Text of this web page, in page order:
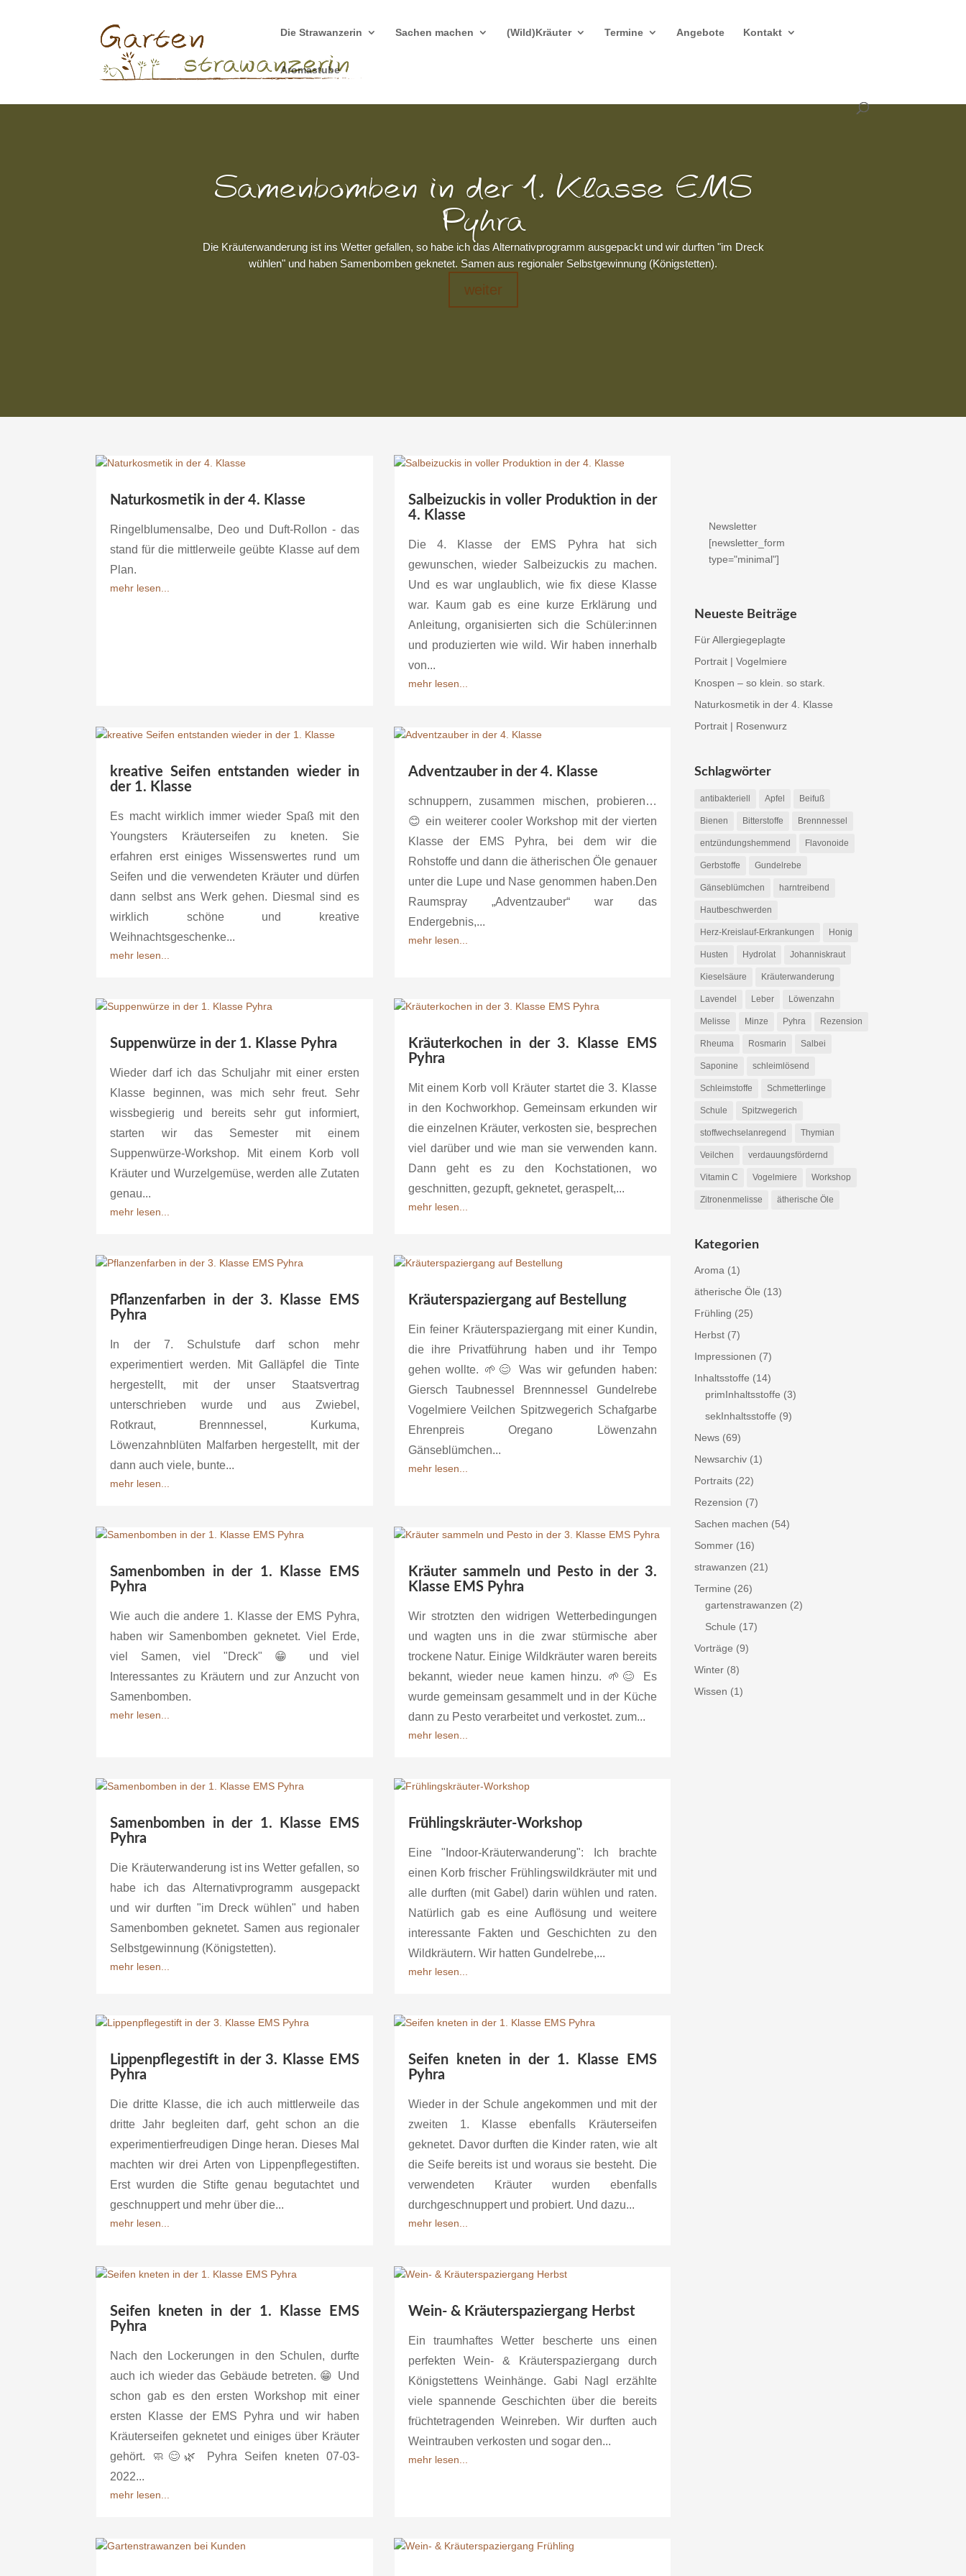
Die Strawanzerin Sachen machen (Wild)Kräuter Termine Angebote Kontakt
Aromastube
Samenbomben in der 1. Klasse EMS
Pyhra
Die Kräuterwanderung ist ins Wetter gefallen, so habe ich das Alternativprogramm ausgepackt und wir durften "im Dreck
wühlen" und haben Samenbomben geknetet. Samen aus regionaler Selbstgewinnung (Königstetten).
weiter
Naturkosmetik in der 4. Klasse
Ringelblumensalbe, Deo und Duft-Rollon - das
stand für die mittlerweile geübte Klasse auf dem
Plan.
mehr lesen...
Salbeizuckis in voller Produktion in der
4. Klasse
Die 4. Klasse der EMS Pyhra hat sich
gewunschen, wieder Salbeizuckis zu machen.
Und es war unglaublich, wie fix diese Klasse
war. Kaum gab es eine kurze Erklärung und
Anleitung, organisierten sich die Schüler:innen
und produzierten wie wild. Wir haben innerhalb
von...
mehr lesen...
kreative Seifen entstanden wieder in
der 1. Klasse
Es macht wirklich immer wieder Spaß mit den
Youngsters Kräuterseifen zu kneten. Sie
erfahren erst einiges Wissenswertes rund um
Seifen und die verwendeten Kräuter und dürfen
dann selbst ans Werk gehen. Diesmal sind es
wirklich schöne und kreative
Weihnachtsgeschenke...
mehr lesen...
Adventzauber in der 4. Klasse
schnuppern, zusammen mischen, probieren…
😊 ein weiterer cooler Workshop mit der vierten
Klasse der EMS Pyhra, bei dem wir die
Rohstoffe und dann die ätherischen Öle genauer
unter die Lupe und Nase genommen haben.Den
Raumspray „Adventzauber“ war das
Endergebnis,...
mehr lesen...
Suppenwürze in der 1. Klasse Pyhra
Wieder darf ich das Schuljahr mit einer ersten
Klasse beginnen, was mich sehr freut. Sehr
wissbegierig und bereits sehr gut informiert,
starten wir das Semester mit einem
Suppenwürze-Workshop. Mit einem Korb voll
Kräuter und Wurzelgemüse, werden alle Zutaten
genau...
mehr lesen...
Kräuterkochen in der 3. Klasse EMS
Pyhra
Mit einem Korb voll Kräuter startet die 3. Klasse
in den Kochworkhop. Gemeinsam erkunden wir
die einzelnen Kräuter, verkosten sie, besprechen
viel darüber und wie man sie verwenden kann.
Dann geht es zu den Kochstationen, wo
geschnitten, gezupft, geknetet, geraspelt,...
mehr lesen...
Pflanzenfarben in der 3. Klasse EMS
Pyhra
In der 7. Schulstufe darf schon mehr
experimentiert werden. Mit Galläpfel die Tinte
hergestellt, mit der unser Staatsvertrag
unterschrieben wurde und aus Zwiebel,
Rotkraut, Brennnessel, Kurkuma,
Löwenzahnblüten Malfarben hergestellt, mit der
dann auch viele, bunte...
mehr lesen...
Kräuterspaziergang auf Bestellung
Ein feiner Kräuterspaziergang mit einer Kundin,
die ihre Privatführung haben und ihr Tempo
gehen wollte. 🌱😊 Was wir gefunden haben:
Giersch Taubnessel Brennnessel Gundelrebe
Vogelmiere Veilchen Spitzwegerich Schafgarbe
Ehrenpreis Oregano Löwenzahn
Gänseblümchen...
mehr lesen...
Samenbomben in der 1. Klasse EMS
Pyhra
Wie auch die andere 1. Klasse der EMS Pyhra,
haben wir Samenbomben geknetet. Viel Erde,
viel Samen, viel "Dreck" 😁 und viel
Interessantes zu Kräutern und zur Anzucht von
Samenbomben.
mehr lesen...
Kräuter sammeln und Pesto in der 3.
Klasse EMS Pyhra
Wir strotzten den widrigen Wetterbedingungen
und wagten uns in die zwar stürmische aber
trockene Natur. Einige Wildkräuter waren bereits
bekannt, wieder neue kamen hinzu. 🌱😊 Es
wurde gemeinsam gesammelt und in der Küche
dann zu Pesto verarbeitet und verkostet. zum...
mehr lesen...
Samenbomben in der 1. Klasse EMS
Pyhra
Die Kräuterwanderung ist ins Wetter gefallen, so
habe ich das Alternativprogramm ausgepackt
und wir durften "im Dreck wühlen" und haben
Samenbomben geknetet. Samen aus regionaler
Selbstgewinnung (Königstetten).
mehr lesen...
Frühlingskräuter-Workshop
Eine "Indoor-Kräuterwanderung": Ich brachte
einen Korb frischer Frühlingswildkräuter mit und
alle durften (mit Gabel) darin wühlen und raten.
Natürlich gab es eine Auflösung und weitere
interessante Fakten und Geschichten zu den
Wildkräutern. Wir hatten Gundelrebe,...
mehr lesen...
Lippenpflegestift in der 3. Klasse EMS
Pyhra
Die dritte Klasse, die ich auch mittlerweile das
dritte Jahr begleiten darf, geht schon an die
experimentierfreudigen Dinge heran. Dieses Mal
machten wir drei Arten von Lippenpflegestiften.
Erst wurden die Stifte genau begutachtet und
geschnuppert und mehr über die...
mehr lesen...
Seifen kneten in der 1. Klasse EMS
Pyhra
Wieder in der Schule angekommen und mit der
zweiten 1. Klasse ebenfalls Kräuterseifen
geknetet. Davor durften die Kinder raten, wie alt
die Seife bereits ist und woraus sie besteht. Die
verwendeten Kräuter wurden ebenfalls
durchgeschnuppert und probiert. Und dazu...
mehr lesen...
Seifen kneten in der 1. Klasse EMS
Pyhra
Nach den Lockerungen in den Schulen, durfte
auch ich wieder das Gebäude betreten. 😁 Und
schon gab es den ersten Workshop mit einer
ersten Klasse der EMS Pyhra und wir haben
Kräuterseifen geknetet und einiges über Kräuter
gehört. 🧼😊🌿 Pyhra Seifen kneten 07-03-
2022...
mehr lesen...
Wein- & Kräuterspaziergang Herbst
Ein traumhaftes Wetter bescherte uns einen
perfekten Wein- & Kräuterspaziergang durch
Königstettens Weinhänge. Gabi Nagl erzählte
viele spannende Geschichten über die bereits
früchtetragenden Weinreben. Wir durften auch
Weintrauben verkosten und sogar den...
mehr lesen...
Newsletter
[newsletter_form
type="minimal"]
Neueste Beiträge
Für Allergiegeplagte
Portrait | Vogelmiere
Knospen – so klein. so stark.
Naturkosmetik in der 4. Klasse
Portrait | Rosenwurz
Schlagwörter
antibakteriell Apfel Beifuß
Bienen Bitterstoffe Brennnessel
entzündungshemmend Flavonoide
Gerbstoffe Gundelrebe
Gänseblümchen harntreibend
Hautbeschwerden
Herz-Kreislauf-Erkrankungen Honig
Husten Hydrolat Johanniskraut
Kieselsäure Kräuterwanderung
Lavendel Leber Löwenzahn
Melisse Minze Pyhra Rezension
Rheuma Rosmarin Salbei
Saponine schleimlösend
Schleimstoffe Schmetterlinge
Schule Spitzwegerich
stoffwechselanregend Thymian
Veilchen verdauungsfördernd
Vitamin C Vogelmiere Workshop
Zitronenmelisse ätherische Öle
Kategorien
Aroma(1)
ätherische Öle (13)
Frühling (25)
Herbst(7)
Impressionen (7)
Inhaltsstoffe (14)
primInhaltsstoffe (3)
sekInhaltsstoffe (9)
News(69)
Newsarchiv(1)
Portraits(22)
Rezension (7)
Sachen machen (54)
Sommer(16)
strawanzen (21)
Termine (26)
gartenstrawanzen (2)
Schule (17)
Vorträge (9)
Winter(8)
Wissen (1)